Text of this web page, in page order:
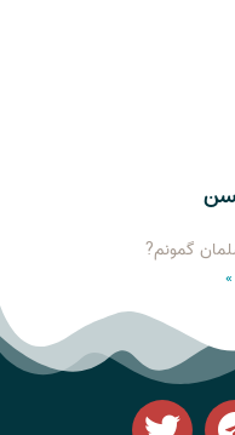
گمونم?